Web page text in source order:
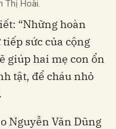
Thị Hoài.
“Những hoàn
sức của cộng
giúp hai mẹ con ổn
tật, để cháu nhỏ
Nguyễn Văn Dũng